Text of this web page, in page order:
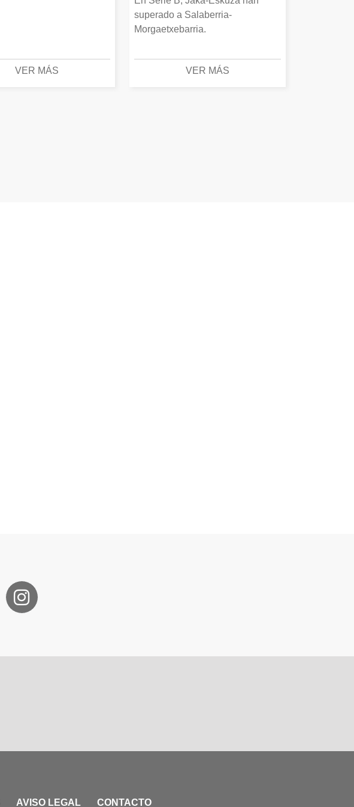
VER MÁS
superado a Salaberria-
Morgaetxebarria.
VER MÁS
AVISO LEGAL CONTACTO